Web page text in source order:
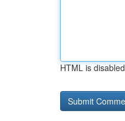
HTML is disabled